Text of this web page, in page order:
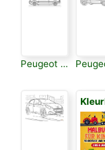
Peugeot 205